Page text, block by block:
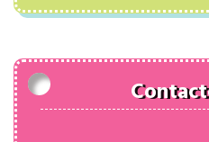
fost:
94.00 lei.